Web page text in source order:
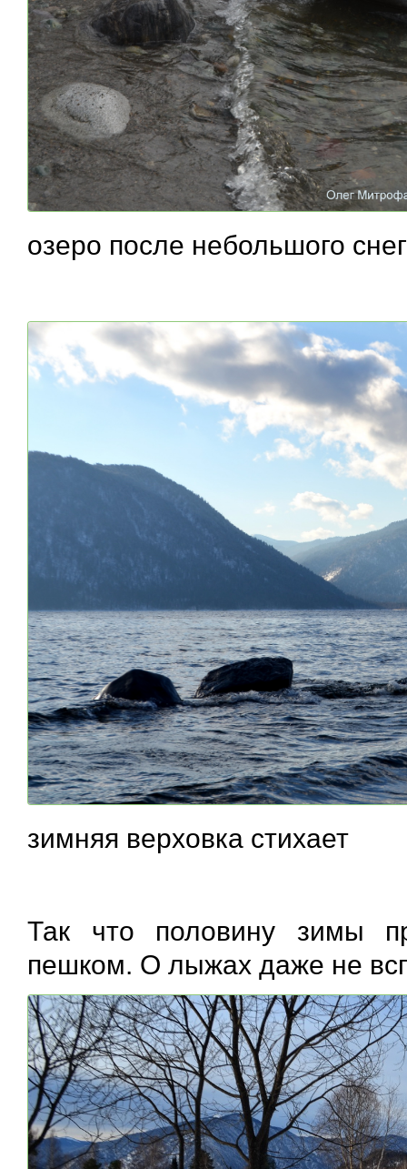
озеро после небольшого
зимняя верховка стихает
Так что половину зимы
пешком. О лыжах даже не